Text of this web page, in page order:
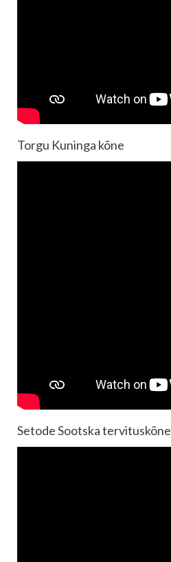
Torgu Kuninga kõne
Setode Sootska tervituskõne